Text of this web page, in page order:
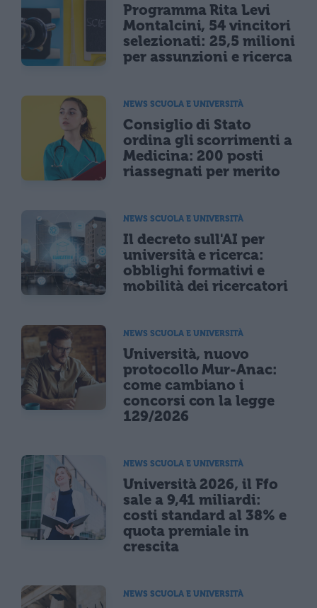
Programma Rita Levi
Montalcini, 54 vincitori
selezionati: 25,5 milioni
per assunzioni e ricerca
NEWS SCUOLA E UNIVERSITÀ
Consiglio di Stato
ordina gli scorrimenti a
Medicina: 200 posti
riassegnati per merito
NEWS SCUOLA E UNIVERSITÀ
Il decreto sull'AI per
università e ricerca:
obblighi formativi e
mobilità dei ricercatori
NEWS SCUOLA E UNIVERSITÀ
Università, nuovo
protocollo Mur-Anac:
come cambiano i
concorsi con la legge
129/2026
NEWS SCUOLA E UNIVERSITÀ
Università 2026, il Ffo
sale a 9,41 miliardi:
costi standard al 38% e
quota premiale in
crescita
NEWS SCUOLA E UNIVERSITÀ